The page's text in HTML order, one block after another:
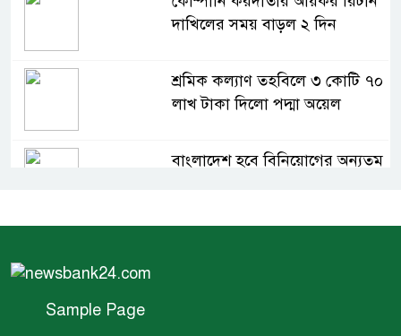
দাখিলের সময় বাড়ল ২ দিন
শ্রমিক কল্যাণ তহবিলে ৩ কোটি ৭০
লাখ টাকা দিলো পদ্মা অয়েল
বাংলাদেশ হবে বিনিয়োগের অন্যতম
Sample Page